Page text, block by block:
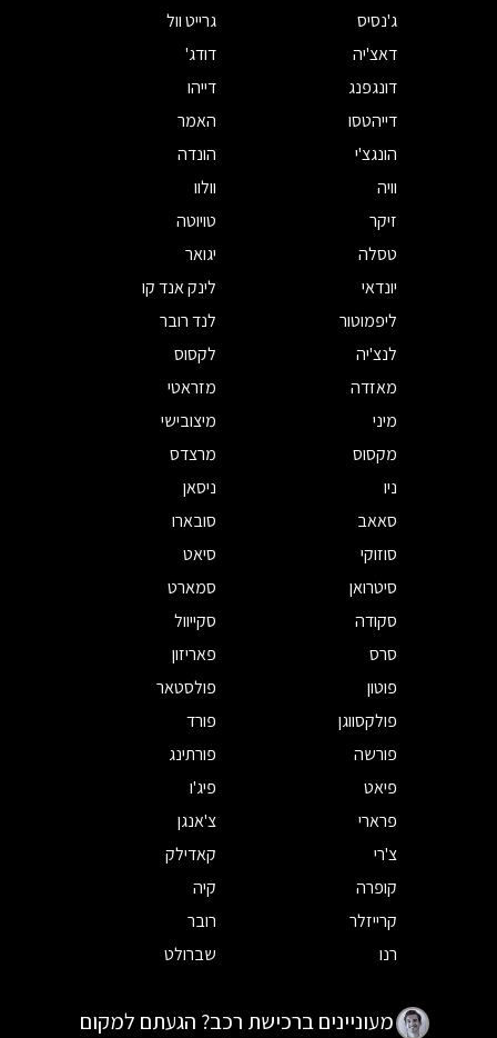
ג'נסיס
גרייט וול
דאצ'יה
דודג'
דונגפנג
דייהו
דייהטסו
האמר
הונגצ'י
הונדה
וויה
וולוו
זיקר
טויוטה
טסלה
יגואר
יונדאי
לינק אנד קו
ליפמוטור
לנד רובר
לנצ'יה
לקסוס
מאזדה
מזראטי
מיני
מיצובישי
מקסוס
מרצדס
ניו
ניסאן
סאאב
סובארו
סוזוקי
סיאט
סיטרואן
סמארט
סקודה
סקייוול
סרס
פאריזון
פוטון
פולסטאר
פולקסווגן
פורד
פורשה
פורתינג
פיאט
פיג'ו
פרארי
צ'אנגן
צ'רי
קאדילק
קופרה
קיה
קרייזלר
רובר
רנו
שברולט
מעוניינים ברכישת רכב? הגעתם למקום